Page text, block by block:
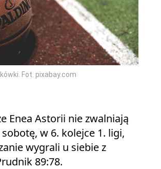
Fot. pixabay.com
Enea Astorii nie zwalniają
w 6. kolejce 1. ligi,
wygrali u siebie z
89:78.